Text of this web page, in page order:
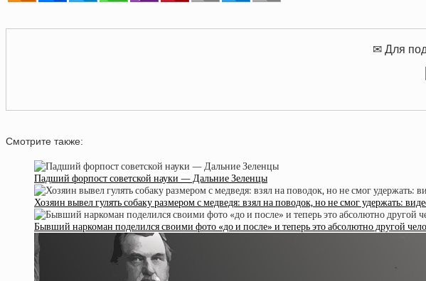
✉ Для
Смотрите также:
Падший форпост советской науки — Дальние Зеленцы
Хозяин вывел гулять собаку размером с медведя: взял на поводок, но не смог удержать:
Бывший наркоман поделился своими фото «до и после» и теперь это абсолютно другой